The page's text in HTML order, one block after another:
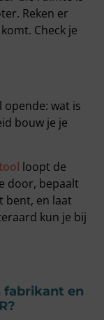
Reken er
Check je
opende: wat is
bouw je je
loopt de
door, bepaalt
bent, en laat
kun je bij
fabrikant en